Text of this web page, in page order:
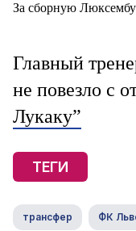
За сборную
Главный
не повезло с
Лукаку”
ТЕГИ
трансфер ФК